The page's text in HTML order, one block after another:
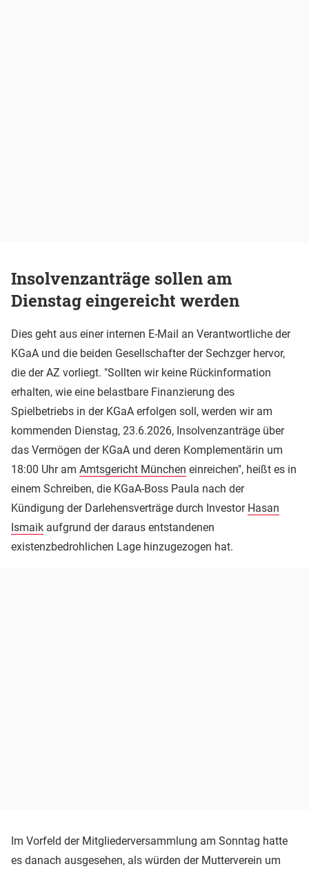
Insolvenzanträge sollen am
Dienstag eingereicht werden
Dies geht aus einer internen E-Mail an Verantwortliche der
KGaA und die beiden Gesellschafter der Sechzger hervor,
die der AZ vorliegt. "Sollten wir keine Rückinformation
erhalten, wie eine belastbare Finanzierung des
Spielbetriebs in der KGaA erfolgen soll, werden wir am
kommenden Dienstag, 23.6.2026, Insolvenzanträge über
das Vermögen der KGaA und deren Komplementärin um
18:00 Uhr am Amtsgericht München einreichen", heißt es in
einem Schreiben, die KGaA-Boss Paula nach der
Kündigung der Darlehensverträge durch Investor Hasan
Ismaik aufgrund der daraus entstandenen
existenzbedrohlichen Lage hinzugezogen hat.
Im Vorfeld der Mitgliederversammlung am Sonntag hatte
es danach ausgesehen, als würden der Mutterverein um